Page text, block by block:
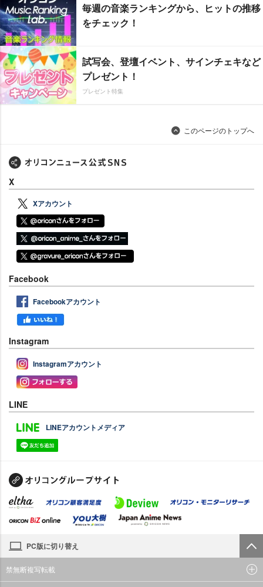
毎週の音楽ランキングから、ヒットの推移
をチェック！
試写会、登壇イベント、サインチェキなど
プレゼント！
プレゼント特集
このページのトップへ
X
Xアカウント
Facebook
Facebookアカウント
Instagram
Instagramアカウント
LINE
LINEアカウントメディア
PC版に切り替え
禁無断複写転載